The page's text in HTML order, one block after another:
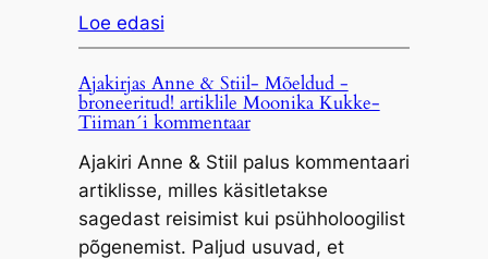
Loe edasi
Ajakirjas Anne & Stiil- Mõeldud -
broneeritud! artiklile Moonika Kukke-
Tiiman´i kommentaar
Ajakiri Anne & Stiil palus kommentaari
artiklisse, milles käsitletakse
sagedast reisimist kui psühholoogilist
põgenemist. Paljud usuvad, et